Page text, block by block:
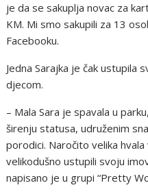
je da se sakuplja novac za
KM. Mi smo sakupili za 13
Facebooku.
Jedna Sarajka je čak ustupila
djecom.
– Mala Sara je spavala u
širenju statusa, udruženim
porodici. Naročito velika
velikodušno ustupili svoju
napisano je u grupi “Pretty